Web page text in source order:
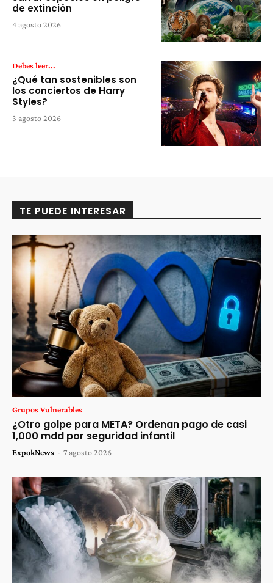
de extinción
4 agosto 2026
Debes leer...
¿Qué tan sostenibles son
los conciertos de Harry
Styles?
3 agosto 2026
TE PUEDE INTERESAR
Grupos Vulnerables
¿Otro golpe para META? Ordenan pago de casi
1,000 mdd por seguridad infantil
ExpokNews - 7 agosto 2026